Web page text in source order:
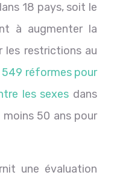
18 pays, soit le
à augmenter la
les restrictions au
549 réformes pour
les sexes dans
50 ans pour
une évaluation